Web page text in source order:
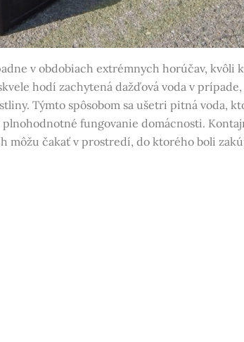
v obdobiach extrémnych horúčav, kvôli
hodí zachytená dažďová voda v
Týmto spôsobom sa ušetri pitná voda,
fungovanie domácnosti.
môžu čakať v prostredí, do ktorého boli